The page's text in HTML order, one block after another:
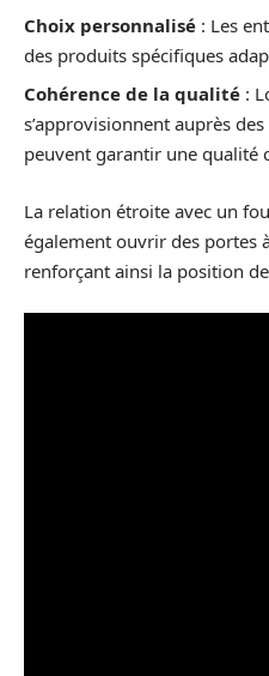
Choix personnalisé : Les
des produits spécifiques
Cohérence de la qualité :
s’approvisionnent auprès
peuvent garantir une qualité
La relation étroite avec un
également ouvrir des portes
renforçant ainsi la position